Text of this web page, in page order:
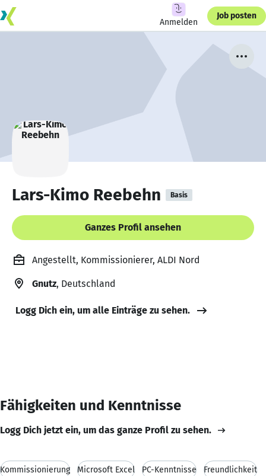
Anmelden
Job posten
Lars-Kimo Reebehn Basis
Ganzes Profil ansehen
Angestellt, Kommissionierer, ALDI Nord
Gnutz, Deutschland
Logg Dich ein, um alle Einträge zu sehen.
Fähigkeiten und Kenntnisse
Logg Dich jetzt ein, um das ganze Profil zu sehen.
Kommissionierung Microsoft Excel PC-Kenntnisse Freundlichkeit